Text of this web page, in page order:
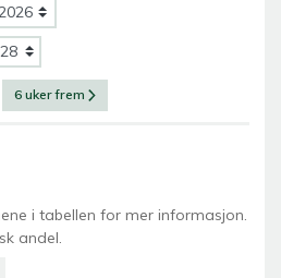
6 uker frem
i tabellen for mer informasjon.
andel.